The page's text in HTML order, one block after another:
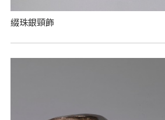
綴珠銀頸飾